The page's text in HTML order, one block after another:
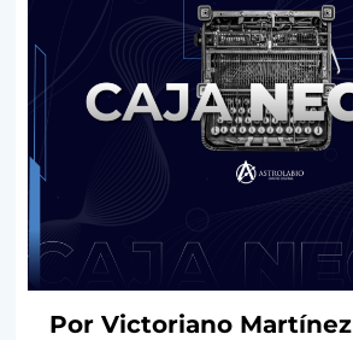
Por Victoriano Martínez